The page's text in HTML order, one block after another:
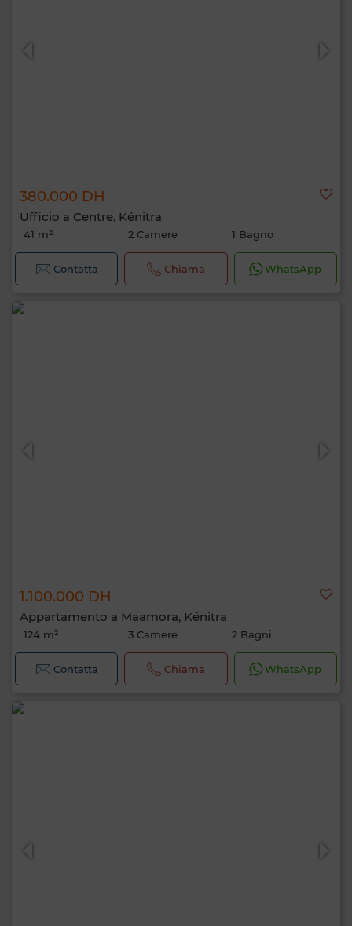
380.000 DH
Ufficio a Centre, Kénitra
41 m² 2 Camere 1 Bagno
Contatta Chiama WhatsApp
1.100.000 DH
Appartamento a Maamora, Kénitra
124 m² 3 Camere 2 Bagni
Contatta Chiama WhatsApp